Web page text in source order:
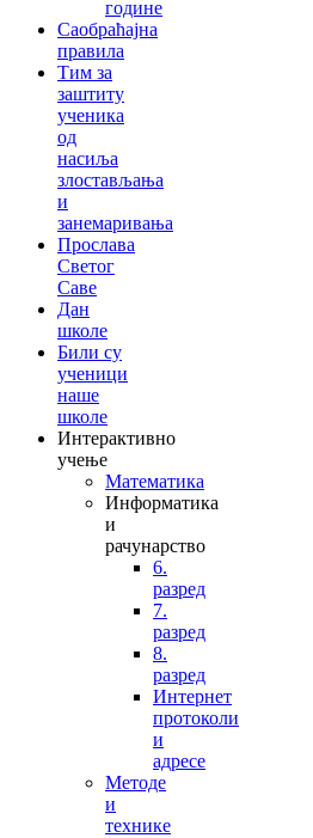
године
Саобраћајна
правила
Тим за
заштиту
ученика
од
насиља
злостављања
и
занемаривања
Прослава
Светог
Саве
Дан
школе
Били су
ученици
наше
школе
Интерактивно
учење
Математика
Информатика
и
рачунарство
6.
разред
7.
разред
8.
разред
Интернет
протоколи
и
адресе
Методе
и
технике